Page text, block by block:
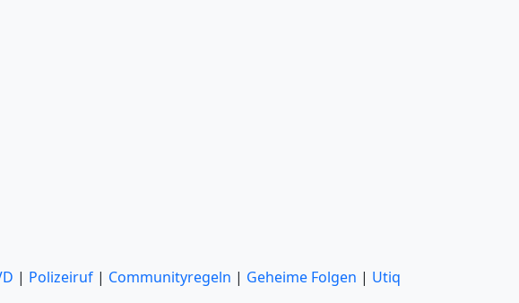
| Polizeiruf | Communityregeln | Geheime Folgen | Utiq